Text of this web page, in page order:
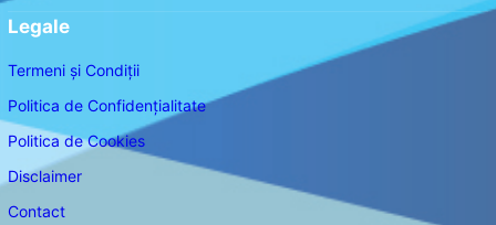
Legale
Termeni și Condiții
Politica de Confidențialitate
Politica de Cookies
Disclaimer
Contact